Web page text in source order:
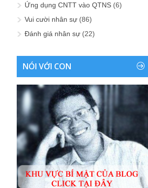
Ứng dụng CNTT vào QTNS (6)
Vui cười nhân sự (86)
Đánh giá nhân sự (22)
NÓI VỚI CON